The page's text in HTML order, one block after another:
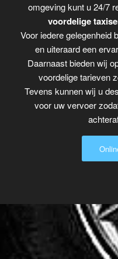
omgeving kunt u 24/7
voordelige
Voor iedere gelegenheid
en uiteraard een
Daarnaast bieden wij
voordelige tarieven
Tevens kunnen wij u
voor uw vervoer